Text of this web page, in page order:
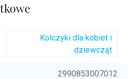
Kolczyki dla kobiet i
dziewcząt
2990853007012